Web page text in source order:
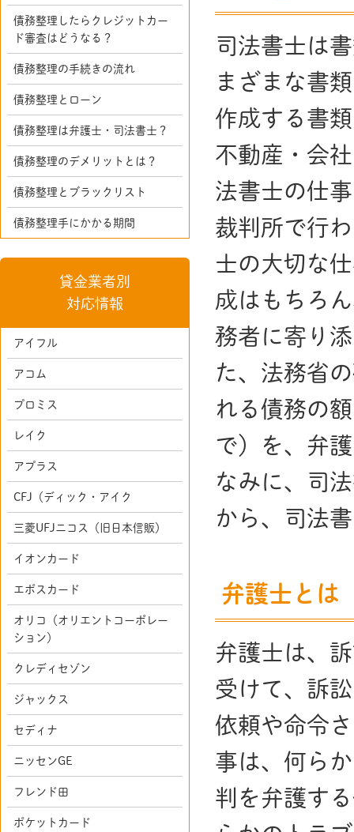
司法書士は
まざまな書
作成する書
不動産・会
法書士の仕
裁判所で行
士の大切な
成はもちろ
務者に寄り
た、法務省
れる債務の
で）を、弁
なみに、司
から、司法
弁護士とは
弁護士は、
受けて、訴
依頼や命令
事は、何ら
判を弁護す
債務整理したらクレジットカー
ド審査はどうなる？
債務整理の手続きの流れ
債務整理とローン
債務整理は弁護士・司法書士？
債務整理のデメリットとは？
債務整理とブラックリスト
債務整理手にかかる期間
貸金業者別
対応情報
アイフル
アコム
プロミス
レイク
アプラス
CFJ（ディック・アイク
三菱UFJニコス（旧日本信販）
イオンカード
エポスカード
オリコ（オリエントコーポレー
ション）
クレディセゾン
ジャックス
セディナ
ニッセンGE
フレンド田
ポケットカード